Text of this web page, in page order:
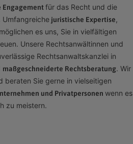
Engagementfür das Recht und die
Umfangreichejuristische Expertise,
es uns, Sie in vielfältigen
Unsere Rechtsanwältinnen und
Rechtsanwaltskanzlei in
maßgeschneiderte Rechtsberatung. Wir
beraten Sie gerne in vielseitigen
und Privatpersonen wenn es
zu meistern.